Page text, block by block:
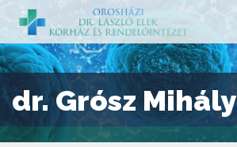
dr. Grósz Mihály